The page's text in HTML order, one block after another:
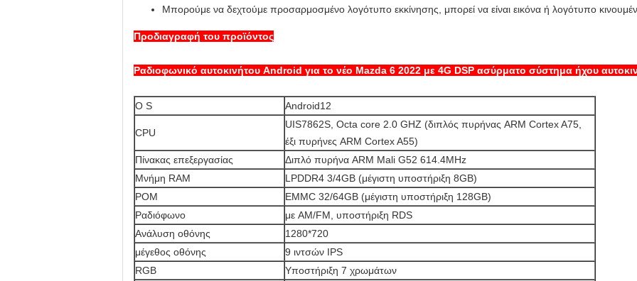
Μπορούμε να δεχτούμε προσαρμοσμένο λογότυπο εκκίνησης, μπορεί να είναι εικόνα ή λογότυπο
Προδιαγραφή του προϊόντος
Ραδιοφωνικό αυτοκινήτου Android για το νέο Mazda 6 2022 με 4G DSP ασύρματο σύστημα ήχου
Ο S Android12
CPU
UIS7862S, Octa core 2.0 GHZ (διπλός πυρήνας ARM Cortex A75,
έξι πυρήνες ARM Cortex A55)
Πίνακας επεξεργασίας
Διπλό πυρήνα ARM Mali G52 614.4MHz
Μνήμη RAM
LPDDR4 3/4GB (μέγιστη υποστήριξη 8GB)
ΡΟΜ
EMMC 32/64GB (μέγιστη υποστήριξη 128GB)
Ραδιόφωνο
με AM/FM, υποστήριξη RDS
Ανάλυση οθόνης
1280*720
μέγεθος οθόνης
9 ιντσών IPS
RGB
Υποστήριξη 7 χρωμάτων